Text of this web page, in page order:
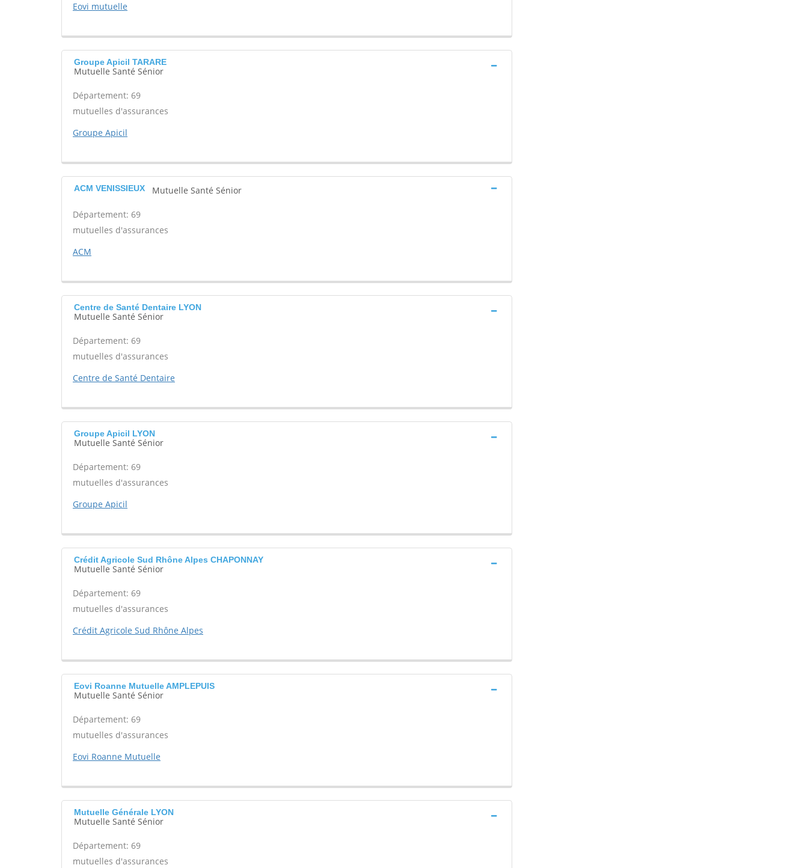
Eovi mutuelle
Groupe Apicil TARARE
Mutuelle Santé Sénior
Département: 69
mutuelles d'assurances
Groupe Apicil
ACM VENISSIEUX Mutuelle Santé Sénior
Département: 69
mutuelles d'assurances
ACM
Centre de Santé Dentaire LYON
Mutuelle Santé Sénior
Département: 69
mutuelles d'assurances
Centre de Santé Dentaire
Groupe Apicil LYON
Mutuelle Santé Sénior
Département: 69
mutuelles d'assurances
Groupe Apicil
Crédit Agricole Sud Rhône Alpes CHAPONNAY
Mutuelle Santé Sénior
Département: 69
mutuelles d'assurances
Crédit Agricole Sud Rhône Alpes
Eovi Roanne Mutuelle AMPLEPUIS
Mutuelle Santé Sénior
Département: 69
mutuelles d'assurances
Eovi Roanne Mutuelle
Mutuelle Générale LYON
Mutuelle Santé Sénior
Département: 69
mutuelles d'assurances